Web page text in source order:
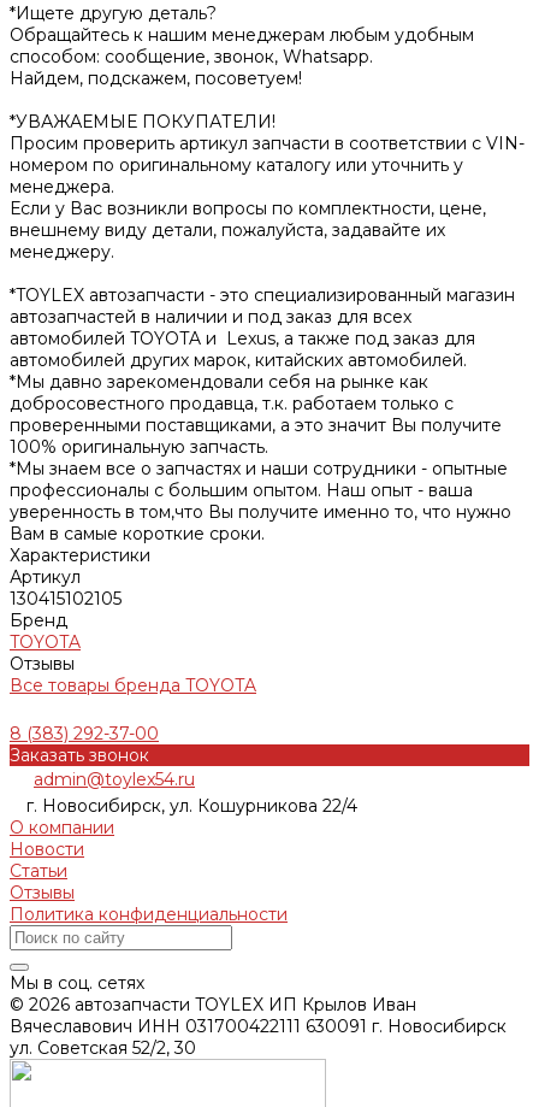
*Ищете другую деталь?
Обращайтесь к нашим менеджерам любым удобным
способом: сообщение, звонок, Whatsapp.
Найдем, подскажем, посоветуем!
*УВАЖАЕМЫЕ ПОКУПАТЕЛИ!
Просим проверить артикул запчасти в соответствии с VIN-
номером по оригинальному каталогу или уточнить у
менеджера.
Если у Вас возникли вопросы по комплектности, цене,
внешнему виду детали, пожалуйста, задавайте их
менеджеру.
*TOYLEX автозапчасти - это специализированный магазин
автозапчастей в наличии и под заказ для всех
автомобилей TOYOTA и Lexus, а также под заказ для
автомобилей других марок, китайских автомобилей.
*Мы давно зарекомендовали себя на рынке как
добросовестного продавца, т.к. работаем только с
проверенными поставщиками, а это значит Вы получите
100% оригинальную запчасть.
*Мы знaем всe о зaпчaстяx и наши сотрудники - опытные
профессионалы с большим опытом. Наш опыт - вашa
уверeнноcть в том,что Вы получите именно то, что нужно
Вам в самые короткие сроки.
Характеристики
Артикул
130415102105
Бренд
TOYOTA
Отзывы
Все товары бренда TOYOTA
8 (383) 292-37-00
Заказать звонок
admin@toylex54.ru
г. Новосибирск, ул. Кошурникова 22/4
О компании
Новости
Статьи
Отзывы
Политика конфиденциальности
Мы в соц. сетях
© 2026 автозапчасти TOYLEX ИП Крылов Иван
Вячеславович ИНН 031700422111 630091 г. Новосибирск
ул. Советская 52/2, 30